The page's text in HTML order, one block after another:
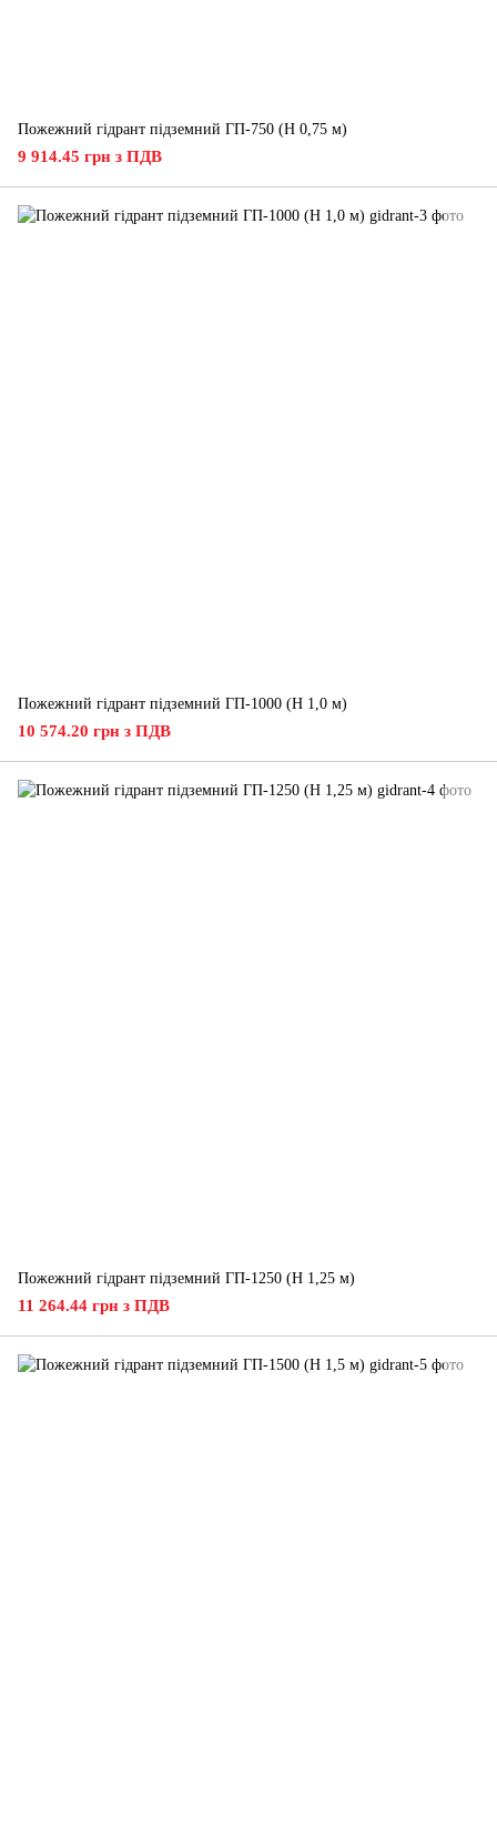
Пожежний гідрант підземний ГП-750 (H 0,75 м)
9 914.45 грн з ПДВ
Пожежний гідрант підземний ГП-1000 (H 1,0 м)
10 574.20 грн з ПДВ
Пожежний гідрант підземний ГП-1250 (H 1,25 м)
11 264.44 грн з ПДВ